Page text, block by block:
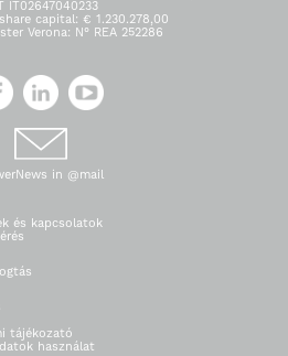
IT02647040233
capital: € 1.230.278,00
Verona: N° REA 252286
in @mail
és kapcsolatok
tájékozató
használat